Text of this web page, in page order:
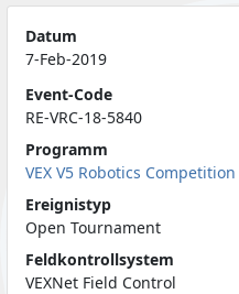
Datum
7-Feb-2019
Event-Code
RE-VRC-18-5840
Programm
VEX V5 Robotics Competition
Ereignistyp
Open Tournament
Feldkontrollsystem
VEXNet Field Control